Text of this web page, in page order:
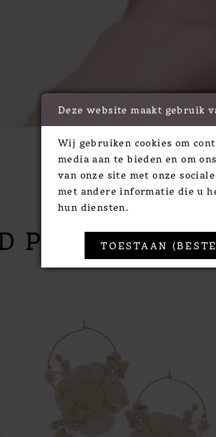
Click to zoom
Click to zoom
PRODUCTS
Deze website maakt gebruik
Wij gebruiken cookies om
media aan te bieden en om
van onze site met onze
met andere informatie die u
hun diensten.
TOESTAAN